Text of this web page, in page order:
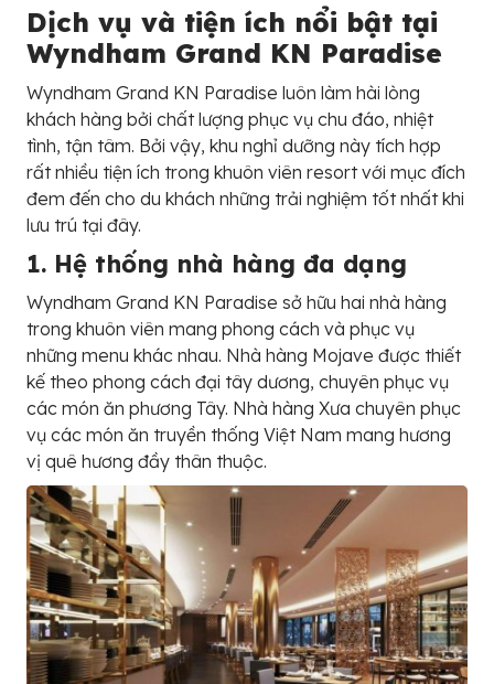
Dịch vụ và tiện ích nổi bật tại
Wyndham Grand KN Paradise
Wyndham Grand KN Paradise luôn làm hài lòng
khách hàng bởi chất lượng phục vụ chu đáo, nhiệt
tình, tận tâm. Bởi vậy, khu nghỉ dưỡng này tích hợp
rất nhiều tiện ích trong khuôn viên resort với mục đích
đem đến cho du khách những trải nghiệm tốt nhất khi
lưu trú tại đây.
1. Hệ thống nhà hàng đa dạng
Wyndham Grand KN Paradise sở hữu hai nhà hàng
trong khuôn viên mang phong cách và phục vụ
những menu khác nhau. Nhà hàng Mojave được thiết
kế theo phong cách đại tây dương, chuyên phục vụ
các món ăn phương Tây. Nhà hàng Xưa chuyên phục
vụ các món ăn truyền thống Việt Nam mang hương
vị quê hương đầy thân thuộc.